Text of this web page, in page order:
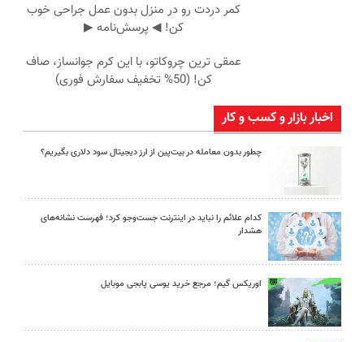
کمر دردت رو در منزل بدون عمل جراحی خوب
کن! ◀ پرسش‌نامه ▶
عمقی ترین چروکاتو، با این کرم جوانساز، صاف
کن! (50% تخفیف سفارش فوری)
اخبار بازار و کسب و کار
چطور بدون معامله در بیت‌پین از ارز دیجیتال سود دلاری بگیریم؟
کدام علائم را نباید در اینترنت جست‌وجو کرد؛ فهرست نشانه‌های
هشدار
اوریکس گیم؛ مرجع خرید یوسی پابجی موبایل